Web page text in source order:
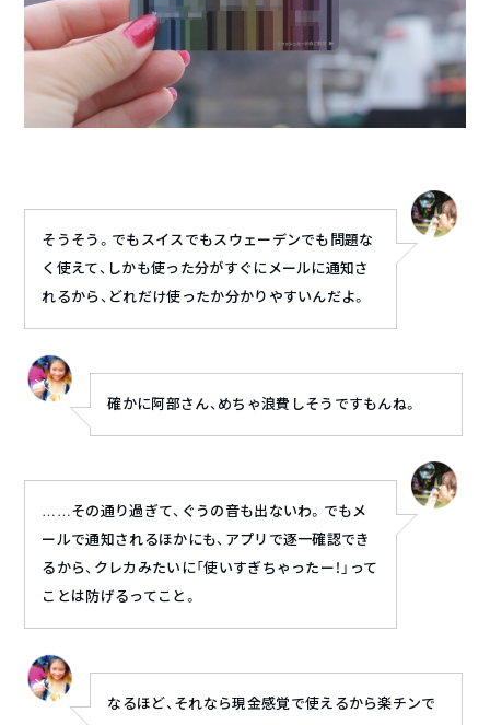
そうそう。でもスイスでもスウェーデンでも問題な
く使えて、しかも使った分がすぐにメールに通知さ
れるから、どれだけ使ったか分かりやすいんだよ。
確かに阿部さん、めちゃ浪費しそうですもんね。
……その通り過ぎて、ぐうの音も出ないわ。でもメ
ールで通知されるほかにも、アプリで逐一確認でき
るから、クレカみたいに「使いすぎちゃったー！」って
ことは防げるってこと。
なるほど、それなら現金感覚で使えるから楽チンで